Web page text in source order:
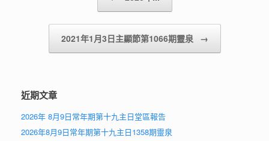
2021年1月3日主顯節第1066期靈泉 →
近期文章
2026年 8月9日常年期第十九主日堂區報告
2026年8月9日常年期第十九主日1358期靈泉